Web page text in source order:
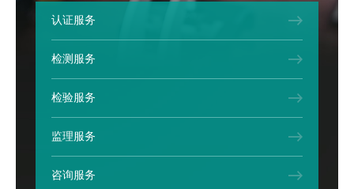
认证服务
检测服务
检验服务
监理服务
咨询服务